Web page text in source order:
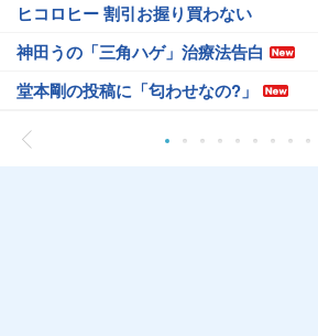
ヒコロヒー 割引お握り買わない
神田うの「三角ハゲ」治療法告白
堂本剛の投稿に「匂わせなの?」